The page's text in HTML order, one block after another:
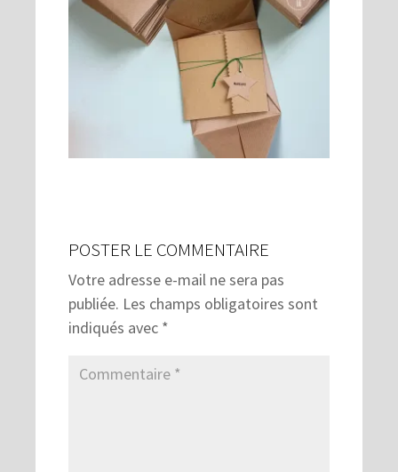
POSTER LE COMMENTAIRE
Votre adresse e-mail ne sera pas
publiée. Les champs obligatoires sont
indiqués avec *